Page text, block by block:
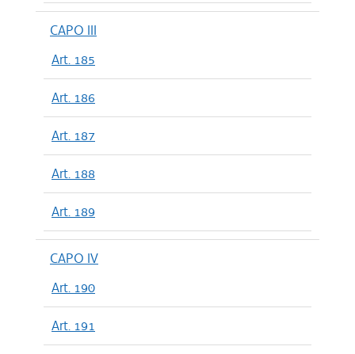
CAPO III
Art. 185
Art. 186
Art. 187
Art. 188
Art. 189
CAPO IV
Art. 190
Art. 191